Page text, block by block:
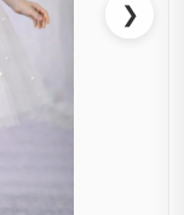
❯